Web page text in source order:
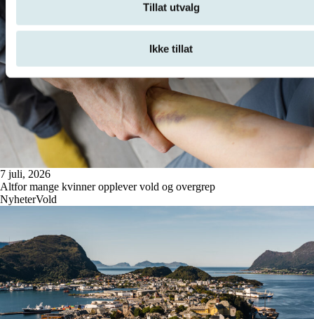
Tillat utvalg
Ikke tillat
7 juli, 2026
Altfor mange kvinner opplever vold og overgrep
NyheterVold